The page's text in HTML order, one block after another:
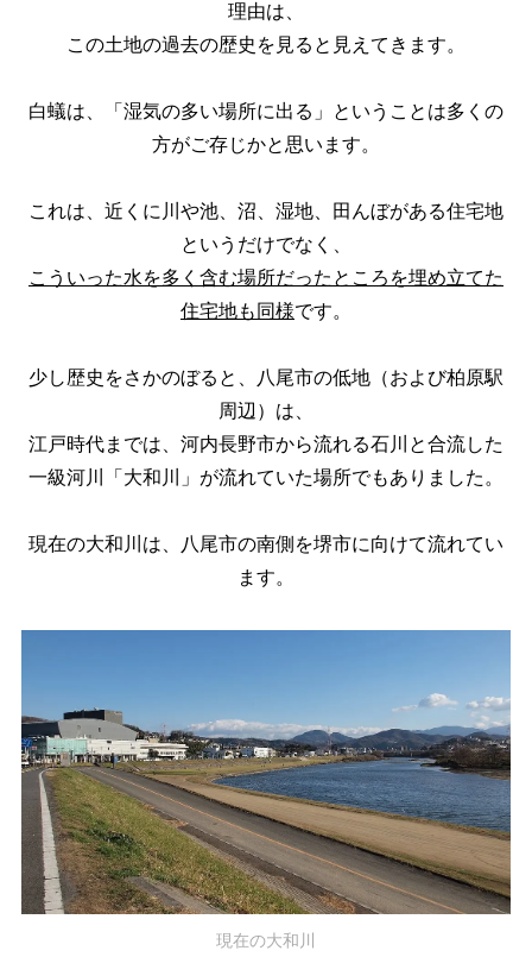
理由は、
この土地の過去の歴史を見ると見えてきます。
白蟻は、「湿気の多い場所に出る」ということは多くの
方がご存じかと思います。
これは、近くに川や池、沼、湿地、田んぼがある住宅地
というだけでなく、
こういった水を多く含む場所だったところを埋め立てた
住宅地も同様です。
少し歴史をさかのぼると、八尾市の低地（および柏原駅
周辺）は、
江戸時代までは、河内長野市から流れる石川と合流した
一級河川「大和川」が流れていた場所でもありました。
現在の大和川は、八尾市の南側を堺市に向けて流れてい
ます。
現在の大和川